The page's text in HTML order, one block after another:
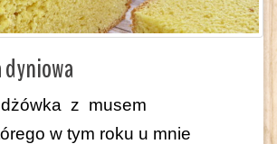
z musem
w tym roku u mnie